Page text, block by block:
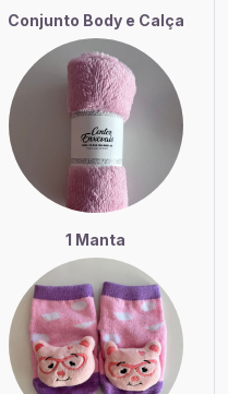
Conjunto Body e Calça
1 Manta